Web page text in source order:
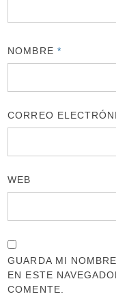
NOMBRE *
CORREO
WEB
GUARDA MI
EN ESTE
COMENTE.